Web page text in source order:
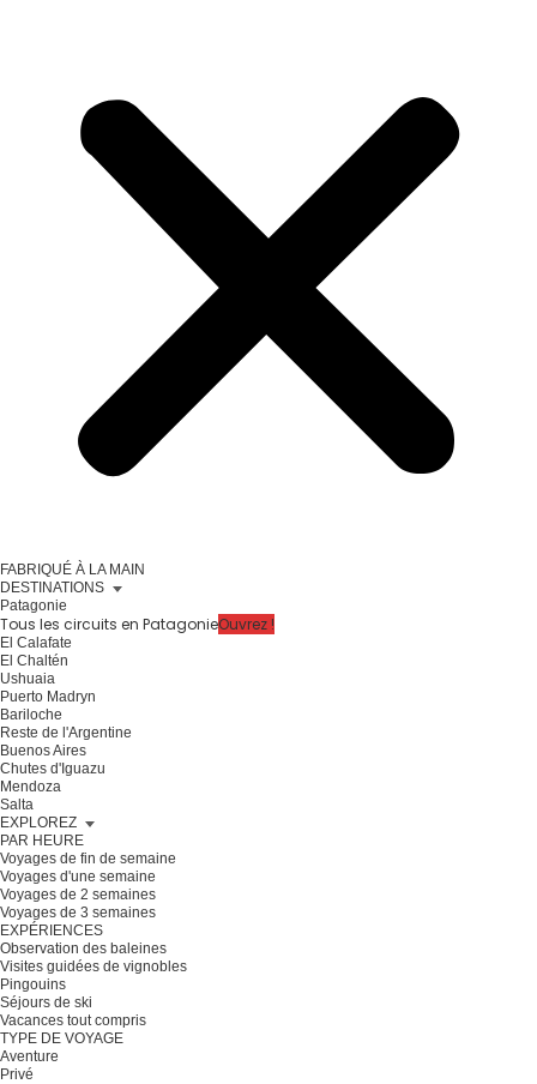
FABRIQUÉ À LA MAIN
DESTINATIONS
Patagonie
Tous les circuits en PatagonieOuvrez !
El Calafate
El Chaltén
Ushuaia
Puerto Madryn
Bariloche
Reste de l'Argentine
Buenos Aires
Chutes d'Iguazu
Mendoza
Salta
EXPLOREZ
PAR HEURE
Voyages de fin de semaine
Voyages d'une semaine
Voyages de 2 semaines
Voyages de 3 semaines
EXPÉRIENCES
Observation des baleines
Visites guidées de vignobles
Pingouins
Séjours de ski
Vacances tout compris
TYPE DE VOYAGE
Aventure
Privé